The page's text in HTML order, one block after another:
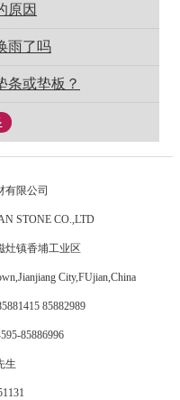
原因
雨了吗
条或垫板？
有限公司
STONE CO.,LTD
灶镇香埔工业区
City,FUjian,China
85882989
85886996
生